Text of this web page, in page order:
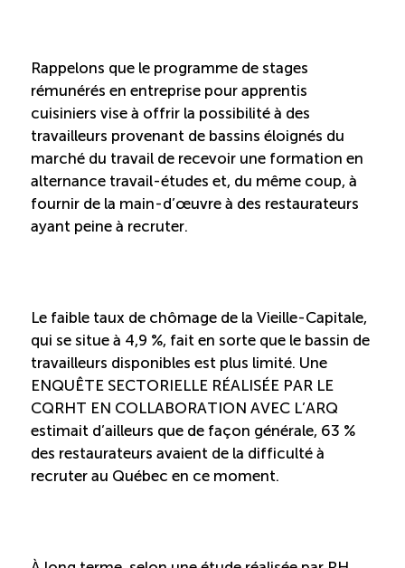
Diagnostic Nord-du-Québec
Programme de francisation
Métiers et carrières en tourisme
Boomerang
Saisonnalité
Chantier sur la saisonnalité
Rappelons que le programme de stages
rémunérés en entreprise pour apprentis
cuisiniers vise à offrir la possibilité à des
travailleurs provenant de bassins éloignés du
marché du travail de recevoir une formation en
alternance travail-études et, du même coup, à
fournir de la main-d’œuvre à des restaurateurs
ayant peine à recruter.
Le faible taux de chômage de la Vieille-Capitale,
qui se situe à 4,9 %, fait en sorte que le bassin de
travailleurs disponibles est plus limité. Une
ENQUÊTE SECTORIELLE RÉALISÉE PAR LE
CQRHT EN COLLABORATION AVEC L’ARQ
estimait d’ailleurs que de façon générale, 63 %
des restaurateurs avaient de la difficulté à
recruter au Québec en ce moment.